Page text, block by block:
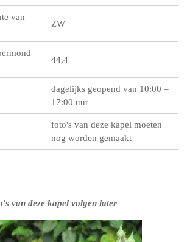
van
ZW
44,4
dagelijks geopend van 10:00 –
17:00 uur
foto's van deze kapel moeten
nog worden gemaakt
van deze kapel volgen later